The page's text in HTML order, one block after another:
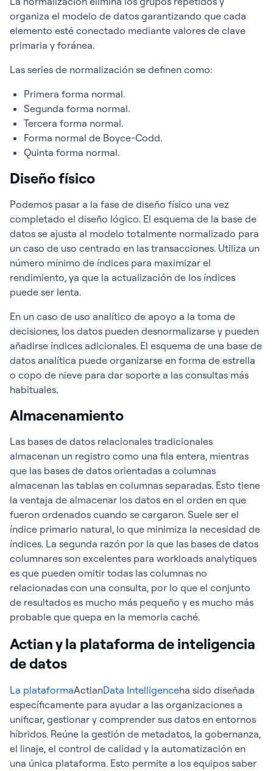
organiza el modelo de datos garantizando que cada
elemento esté conectado mediante valores de clave
primaria y foránea.
Las series de normalización se definen como:
Primera forma normal.
Segunda forma normal.
Tercera forma normal.
Forma normal de Boyce-Codd.
Quinta forma normal.
Diseño físico
Podemos pasar a la fase de diseño físico una vez
completado el diseño lógico. El esquema de la base de
datos se ajusta al modelo totalmente normalizado para
un caso de uso centrado en las transacciones. Utiliza un
número mínimo de índices para maximizar el
rendimiento, ya que la actualización de los índices
puede ser lenta.
En un caso de uso analítico de apoyo a la toma de
decisiones, los datos pueden desnormalizarse y pueden
añadirse índices adicionales. El esquema de una base de
datos analítica puede organizarse en forma de estrella
o copo de nieve para dar soporte a las consultas más
habituales.
Almacenamiento
Las bases de datos relacionales tradicionales
almacenan un registro como una fila entera, mientras
que las bases de datos orientadas a columnas
almacenan las tablas en columnas separadas. Esto tiene
la ventaja de almacenar los datos en el orden en que
fueron ordenados cuando se cargaron. Suele ser el
índice primario natural, lo que minimiza la necesidad de
índices. La segunda razón por la que las bases de datos
columnares son excelentes para workloads analytiques
es que pueden omitir todas las columnas no
relacionadas con una consulta, por lo que el conjunto
de resultados es mucho más pequeño y es mucho más
probable que quepa en la memoria caché.
Actian y la plataforma de inteligencia
de datos
La plataformaActianData Intelligenceha sido diseñada
específicamente para ayudar a las organizaciones a
unificar, gestionar y comprender sus datos en entornos
híbridos. Reúne la gestión de metadatos, la gobernanza,
el linaje, el control de calidad y la automatización en
una única plataforma. Esto permite a los equipos saber